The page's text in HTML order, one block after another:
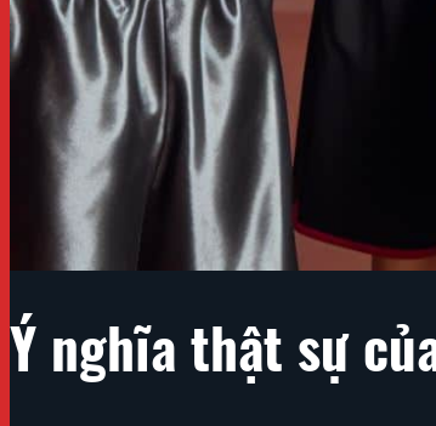
Ý nghĩa thật sự